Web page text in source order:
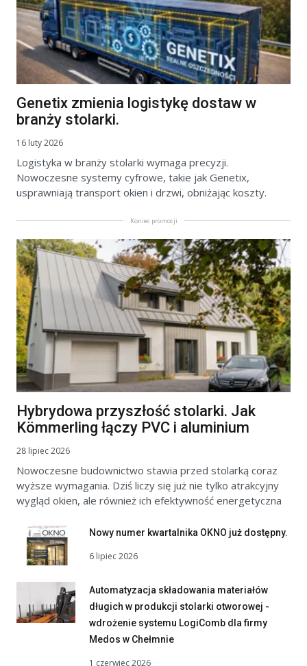
Genetix zmienia logistykę dostaw w
branży stolarki.
16 luty 2026
Logistyka w branży stolarki wymaga precyzji.
Nowoczesne systemy cyfrowe, takie jak Genetix,
usprawniają transport okien i drzwi, obniżając koszty.
Koniec promocji
Hybrydowa przyszłość stolarki. Jak
Kömmerling łączy PVC i aluminium
28 lipiec 2026
Nowoczesne budownictwo stawia przed stolarką coraz
wyższe wymagania. Dziś liczy się już nie tylko atrakcyjny
wygląd okien, ale również ich efektywność energetyczna
Nowy numer kwartalnika OKNO już dostępny.
6 lipiec 2026
Automatyzacja składowania materiałów
długich w produkcji stolarki otworowej -
wdrożenie systemu LogiComb dla firmy
Medos w Chełmnie
1 czerwiec 2026